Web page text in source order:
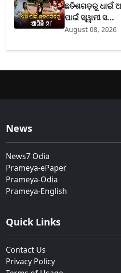
ଛତିଶଗଡ଼ରୁ ଧାଇଁ
ପାଇଁ ସ୍ୱାମୀ ସ...
August 08, 2026
News
News7 Odia
Prameya-ePaper
Prameya-Odia
Prameya-English
Quick Links
Contact Us
Privacy Policy